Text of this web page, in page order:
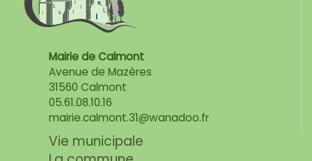
Mairie de Calmont
Avenue de Mazères
31560 Calmont
05.61.08.10.16
mairie.calmont.31@wanadoo.fr
Vie municipale